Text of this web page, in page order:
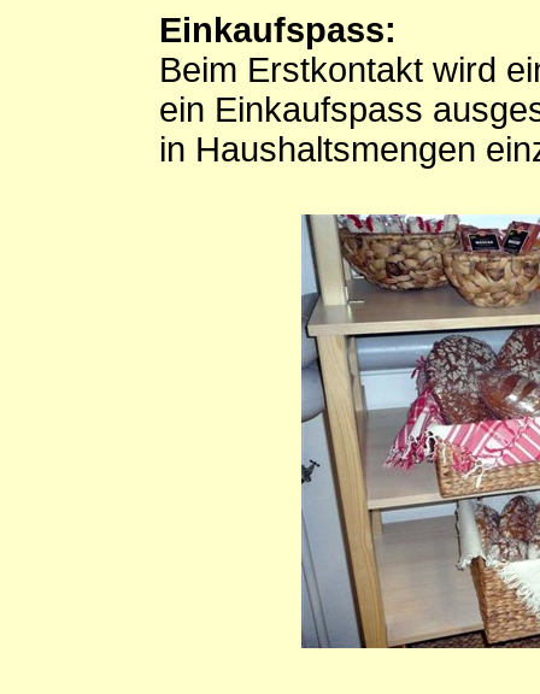
Einkaufspass:
Beim Erstkontakt wird
ein Einkaufspass
in Haushaltsmengen